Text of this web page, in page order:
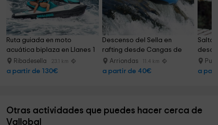
seguramente pensaban y vivían de forma parecida a la
nuestra por eso damos valor a los aspectos etnográficos
de los alojamientos.
¿Que se puede hacer en los alrededores?
Covadonga y Picos de Europa.
Ruta guiada en moto
acuática biplaza en Llanes 1
h
Ribadesella 23.1 km
a partir de 130€
Descenso del Sella en
rafting desde Cangas de
OnísArriondas 11.4 km
a partir de 40€
Salto
a
Otras actividades que puedes hacer cerca de
Vallobal